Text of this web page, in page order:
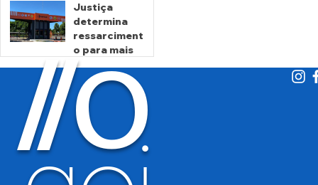
Crixás
há 22 horas
Justiça
determina
ressarciment
o para mais
de 600 mil
motoristas
por
cobrança
indevida do
Detran-GO
há 4 dias
//O